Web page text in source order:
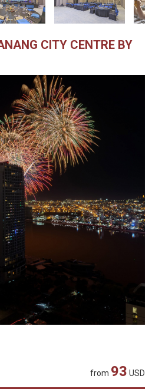
CITY CENTRE BY
from 93 USD